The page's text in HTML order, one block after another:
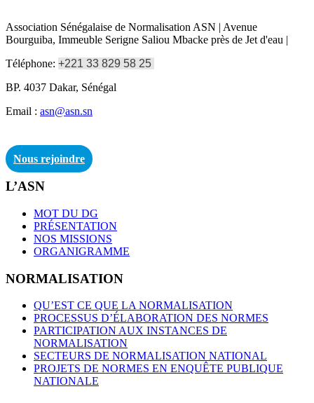
Association Sénégalaise de Normalisation ASN | Avenue
Bourguiba, Immeuble Serigne Saliou Mbacke près de Jet d'eau |
Téléphone: +221 33 829 58 25
BP. 4037 Dakar, Sénégal
Email : asn@asn.sn
Nous rejoindre
L’ASN
MOT DU DG
PRÉSENTATION
NOS MISSIONS
ORGANIGRAMME
NORMALISATION
QU’EST CE QUE LA NORMALISATION
PROCESSUS D’ÉLABORATION DES NORMES
PARTICIPATION AUX INSTANCES DE
NORMALISATION
SECTEURS DE NORMALISATION NATIONAL
PROJETS DE NORMES EN ENQUÊTE PUBLIQUE
NATIONALE